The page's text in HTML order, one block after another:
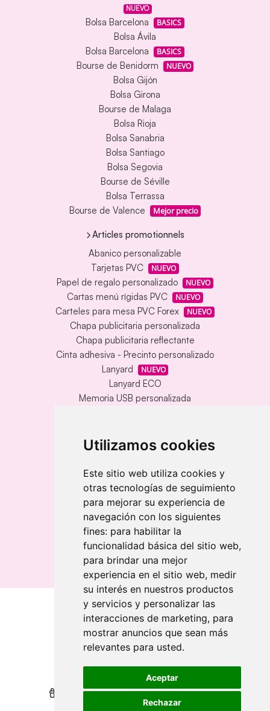
Utilizamos cookies
Este sitio web utiliza cookies y
otras tecnologías de seguimiento
para mejorar su experiencia de
navegación con los siguientes
fines: para habilitar la
funcionalidad básica del sitio web,
para brindar una mejor
experiencia en el sitio web, medir
su interés en nuestros productos
y servicios y personalizar las
interacciones de marketing, para
mostrar anuncios que sean más
relevantes para usted.
Aceptar
Rechazar
NUEVO
Bolsa Barcelona BASICS
Bolsa Ávila
Bolsa Barcelona
BASICS
Bourse de Benidorm NUEVO
Bolsa Gijón
Bolsa Girona
Bourse de Malaga
Bolsa Rioja
Bolsa Sanabria
Bolsa Santiago
Bolsa Segovia
Bourse de Séville
Bolsa Terrassa
Bourse de Valence
Mejor precio
Articles promotionnels
Abanico personalizable
Tarjetas PVC
NUEVO
Papel de regalo personalizado NUEVO
Cartas menú rígidas PVC NUEVO
Carteles para mesa PVC Forex NUEVO
Chapa publicitaria personalizada
Chapa publicitaria reflectante
Cinta adhesiva - Precinto personalizado
Lanyard
NUEVO
Lanyard ECO
Memoria USB personalizada
Llavero redondo en madera y metal
Llavero rectangular en madera clara
Banderolas
Banderas publicitarias
Banderas publicitarias
Banderas publicitarias
Qui sommes-nous
Revendeurs
Revendeurs
Impression durable
Impression durable
Nous récompensons votre fidélité
Nous récompensons votre fidélité